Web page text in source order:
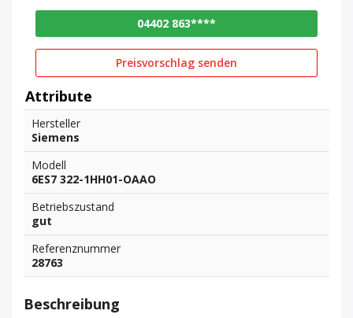
04402 863****
Preisvorschlag senden
Attribute
Hersteller
Siemens
Modell
6ES7 322-1HH01-OAAO
Betriebszustand
gut
Referenznummer
28763
Beschreibung